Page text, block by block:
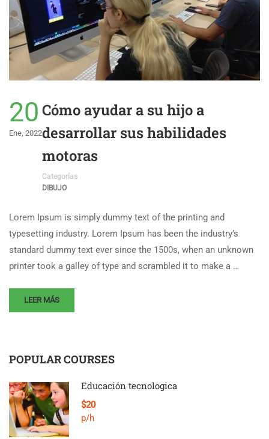
20
Ene, 2022
Cómo ayudar a su hijo a
desarrollar sus habilidades
motoras
Categorías
DIBUJO
Lorem Ipsum is simply dummy text of the printing and
typesetting industry. Lorem Ipsum has been the industry’s
standard dummy text ever since the 1500s, when an unknown
printer took a galley of type and scrambled it to make a …
LEER MÁS
POPULAR COURSES
Educación tecnologica
$20
p/h